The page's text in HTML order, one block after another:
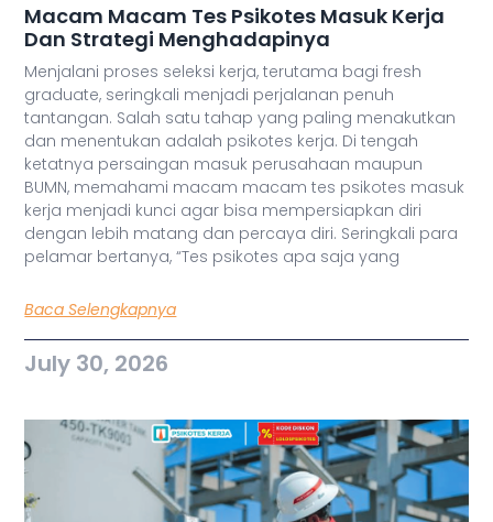
Macam Macam Tes Psikotes Masuk Kerja
Dan Strategi Menghadapinya
Menjalani proses seleksi kerja, terutama bagi fresh
graduate, seringkali menjadi perjalanan penuh
tantangan. Salah satu tahap yang paling menakutkan
dan menentukan adalah psikotes kerja. Di tengah
ketatnya persaingan masuk perusahaan maupun
BUMN, memahami macam macam tes psikotes masuk
kerja menjadi kunci agar bisa mempersiapkan diri
dengan lebih matang dan percaya diri. Seringkali para
pelamar bertanya, “Tes psikotes apa saja yang
Baca Selengkapnya
July 30, 2026